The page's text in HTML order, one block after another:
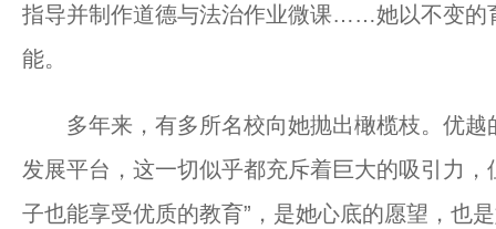
指导并制作道德与法治作业微课……她以不变的
能。
多年来，有多所名校向她抛出橄榄枝。优越
发展平台，这一切似乎都充斥着巨大的吸引力
子也能享受优质的教育”，是她心底的愿望，也